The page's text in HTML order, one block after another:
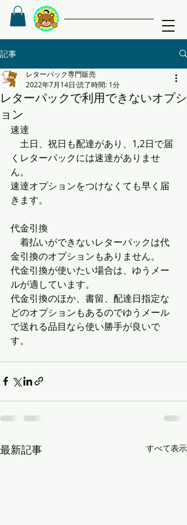
記事
レターパックで利用できないオプシ
ョン
レターパック専門販売
2022年7月14日 読了時間: 1分
速達
土日、祝日も配達があり、1,2日で届
くレターパックには速達がありませ
ん。
速達オプションをつけなくても早く届
きます。
代金引換
着払いができないレターパックは代
金引換のオプションもありません。
代金引換が使いたい場合は、ゆうメー
ルが適しています。
代金引換のほか、書留、配達日指定な
どのオプションもあるのでゆうメール
で送れる品目なら使い勝手が良いで
す。
最新記事 すべて表示